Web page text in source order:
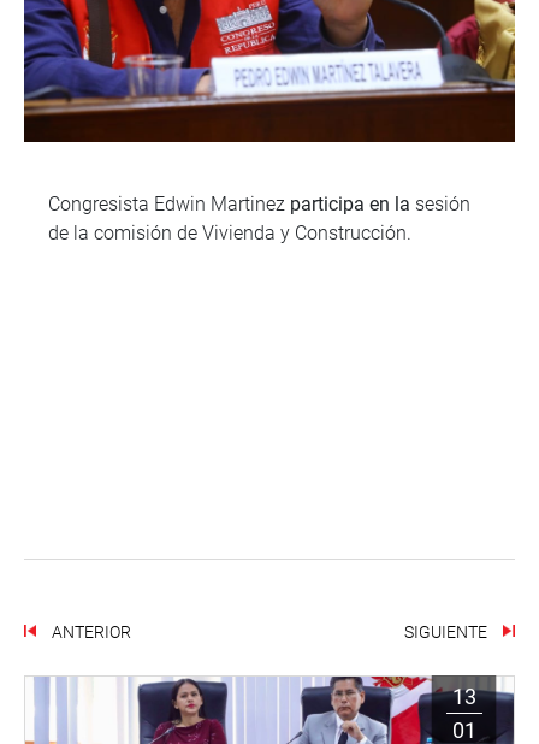
Congresista Edwin Martinez participa en la sesión
de la comisión de Vivienda y Construcción.
ANTERIOR SIGUIENTE
13
01